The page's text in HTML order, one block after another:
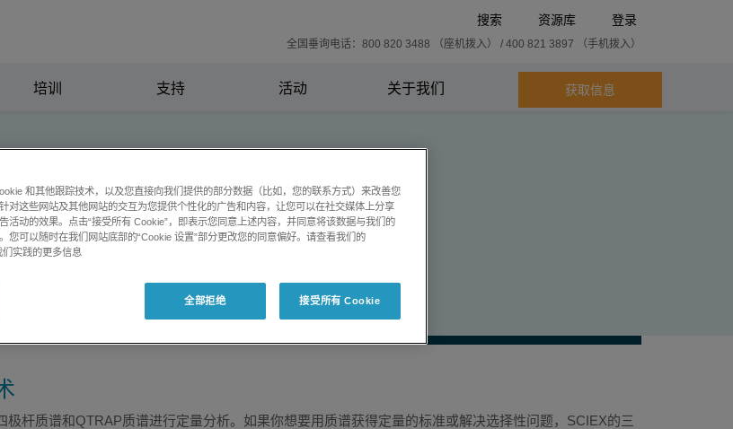
搜索 资源库 登录
全国垂询电话：800 820 3488 （座机拨入） / 400 821 3897 （手机拨入）
培训 支持 活动 关于我们 获取信息
杆质谱和QTRAP质谱进行定量分析。如果你想要用质谱获得定量的标准或解决选择性问题，SCIEX的三
和其他跟踪技术，以及您直接向我们提供的部分数据（比如，您的联系方式）来改善您
对这些网站及其他网站的交互为您提供个性化的广告和内容，让您可以在社交媒体上分享
活动的效果。点击“接受所有 Cookie”，即表示您同意上述内容，并同意将该数据与我们的
您可以随时在我们网站底部的“Cookie 设置”部分更改您的同意偏好。请查看我们的
们实践的更多信息
全部拒绝 接受所有 Cookie